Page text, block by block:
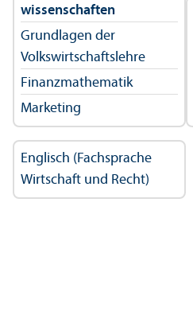
wissenschaften
Grundlagen der
Volkswirtschafts­lehre
Finanz­mathematik
Marketing
Englisch (Fach­sprache
Wirtschaft und Recht)